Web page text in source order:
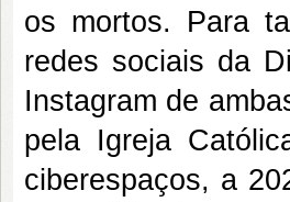
os mortos. Para
redes sociais da
Instagram de
pela Igreja
ciberespaços, a